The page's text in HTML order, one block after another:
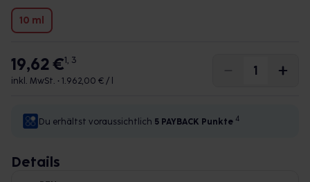
10 ml
19,62 €1, 3
inkl. MwSt. • 1.962,00 € / l
Du erhältst voraussichtlich 5 PAYBACK Punkte 4
Details